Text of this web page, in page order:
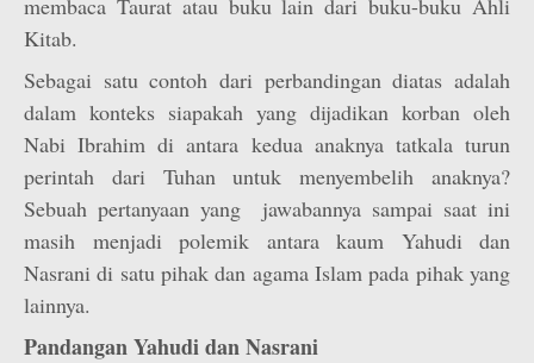
membaca Taurat atau buku lain dari buku-buku Ahli
Kitab.
Sebagai satu contoh dari perbandingan diatas adalah
dalam konteks siapakah yang dijadikan korban oleh
Nabi Ibrahim di antara kedua anaknya tatkala turun
perintah dari Tuhan untuk menyembelih anaknya?
Sebuah pertanyaan yang jawabannya sampai saat ini
masih menjadi polemik antara kaum Yahudi dan
Nasrani di satu pihak dan agama Islam pada pihak yang
lainnya.
Pandangan Yahudi dan Nasrani